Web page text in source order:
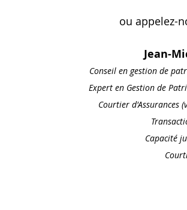
ou appelez-
Jean-
Conseil en gestion de
Expert en Gestion de
Courtier d'Assurances
Capacité